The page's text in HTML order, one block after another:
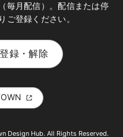
毎月配信）。配信または停
ご登録ください。
録・解除
Design Hub. All Rights Reserved.